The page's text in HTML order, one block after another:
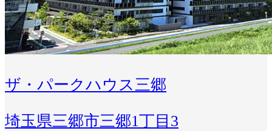
ザ・パークハウス三郷
埼玉県三郷市三郷1丁目3